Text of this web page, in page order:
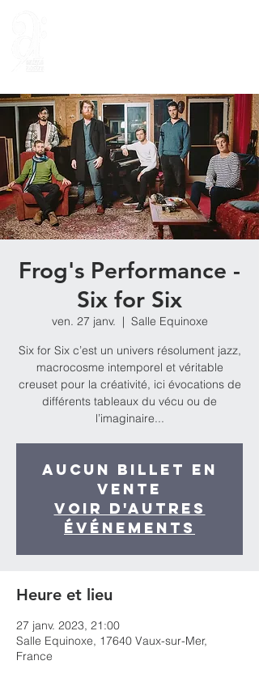
Frog's Performance -
Six for Six
ven. 27 janv.
  |
Salle Equinoxe
Six for Six c’est un univers résolument jazz,
macrocosme intemporel et véritable
creuset pour la créativité, ici évocations de
différents tableaux du vécu ou de
l’imaginaire...
Aucun billet en
vente
Voir d'autres
événements
Heure et lieu
27 janv. 2023, 21:00
Salle Equinoxe, 17640 Vaux-sur-Mer,
France